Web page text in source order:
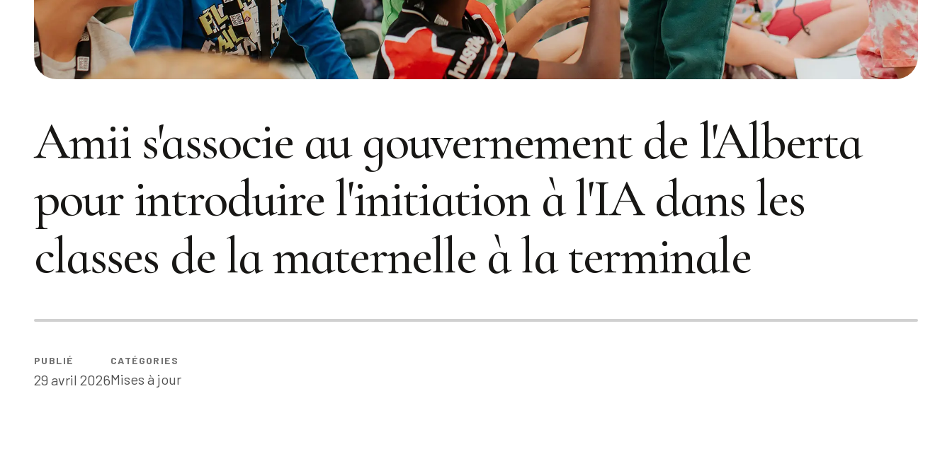
Amii s'associe au gouvernement de l'Alberta
pour introduire l'initiation à l'IA dans les
classes de la maternelle à la terminale
PUBLIÉ
29 avril 2026
CATÉGORIES
Mises à jour